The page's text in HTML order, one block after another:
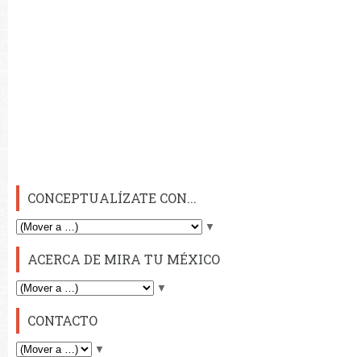
CONCEPTUALÍZATE CON...
▼
ACERCA DE MIRA TU MÉXICO
▼
CONTACTO
▼